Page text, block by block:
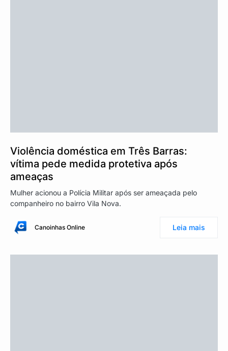
Violência doméstica em Três Barras:
vítima pede medida protetiva após
ameaças
Mulher acionou a Polícia Militar após ser ameaçada pelo
companheiro no bairro Vila Nova.
Canoinhas Online Leia mais